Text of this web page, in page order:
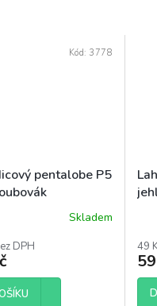
pentalobe P5
Skladem
DPH
Kód: 3778
49